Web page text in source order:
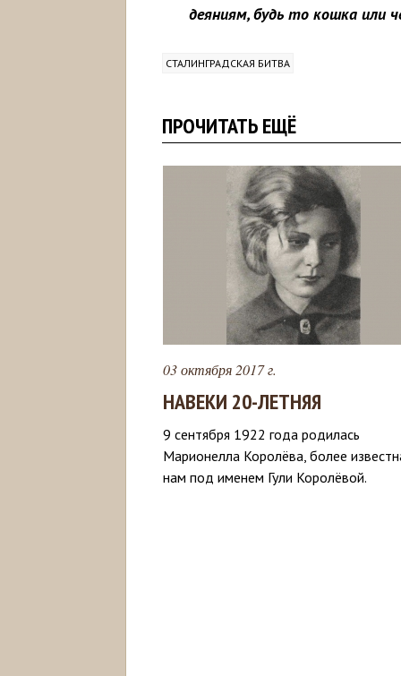
деяниям, будь то кошка или
СТАЛИНГРАДСКАЯ БИТВА
ПРОЧИТАТЬ ЕЩЁ
03 октября 2017 г.
НАВЕКИ 20-ЛЕТНЯЯ
9 сентября 1922 года родилась
Марионелла Королёва, более
нам под именем Гули Королёвой.